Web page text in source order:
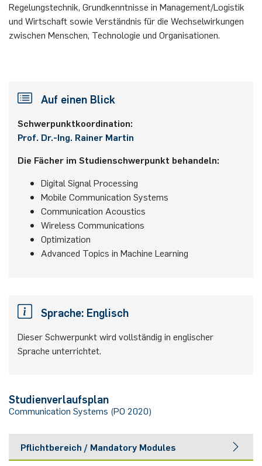
Regelungstechnik, Grundkenntnisse in Management/Logistik
und Wirtschaft sowie Verständnis für die Wechselwirkungen
zwischen Menschen, Technologie und Organisationen.
Auf einen Blick
Schwerpunktkoordination:
Prof. Dr.-Ing. Rainer Martin
Die Fächer im Studienschwerpunkt behandeln:
Digital Signal Processing
Mobile Communication Systems
Communication Acoustics
Wireless Communications
Optimization
Advanced Topics in Machine Learning
Sprache: Englisch
Dieser Schwerpunkt wird vollständig in englischer
Sprache unterrichtet.
Studienverlaufsplan
Communication Systems (PO 2020)
Pflichtbereich / Mandatory Modules